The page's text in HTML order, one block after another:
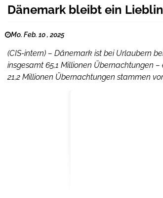
Dänemark bleibt ein
Mo. Feb. 10 , 2025
(CIS-intern) – Dänemark ist bei Urlaubern
insgesamt 65,1 Millionen Übernachtungen
21,2 Millionen Übernachtungen stammen